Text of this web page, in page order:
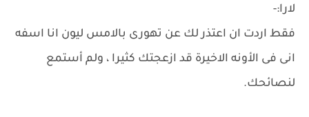
لارا:-
فقط اردت ان اعتذر لك عن تهورى بالامس ليون انا اسفه
انى فى الأونه الاخيرة قد ازعجتك كثيرا ، ولم أستمع
لنصائحك.